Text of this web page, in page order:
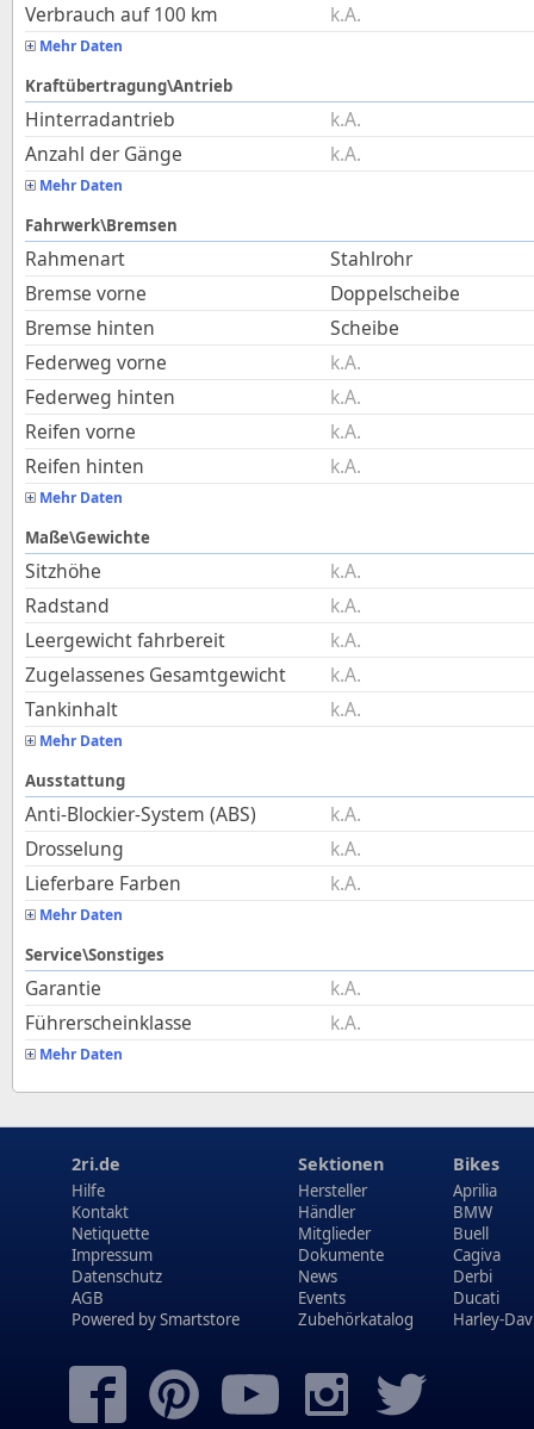
Verbrauch auf 100 km
k.A.
Mehr Daten
Kraftübertragung\Antrieb
Hinterradantrieb
k.A.
Anzahl der Gänge
k.A.
Mehr Daten
Fahrwerk\Bremsen
Rahmenart
Stahlrohr
Bremse vorne
Doppelscheibe
Bremse hinten
Scheibe
Federweg vorne
k.A.
Federweg hinten
k.A.
Reifen vorne
k.A.
Reifen hinten
k.A.
Mehr Daten
Maße\Gewichte
Sitzhöhe
k.A.
Radstand
k.A.
Leergewicht fahrbereit
k.A.
Zugelassenes Gesamtgewicht
k.A.
Tankinhalt
k.A.
Mehr Daten
Ausstattung
Anti-Blockier-System (ABS)
k.A.
Drosselung
k.A.
Lieferbare Farben
k.A.
Mehr Daten
Service\Sonstiges
Garantie
k.A.
Führerscheinklasse
k.A.
Mehr Daten
2ri.de
Hilfe
Kontakt
Netiquette
Impressum
Datenschutz
AGB
Powered bySmartstore
Sektionen
Hersteller
Händler
Mitglieder
Dokumente
News
Events
Zubehörkatalog
Bikes
Aprilia
BMW
Buell
Cagiva
Derbi
Ducati
Harley-